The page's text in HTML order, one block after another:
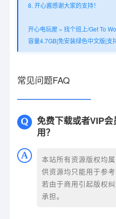
8. 开心酱感谢大家的支持！
开心电玩屋 » 找个班上/Get To
容量4.7GB|免安装绿色中文版|支
常见问题FAQ
免费下载或者VIP
用？
本站所有资源版权均
供资源均只能用于参
若由于商用引起版权
承担。